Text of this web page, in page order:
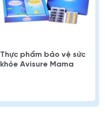
Thực phẩm bảo vệ sức
khỏe Avisure Mama